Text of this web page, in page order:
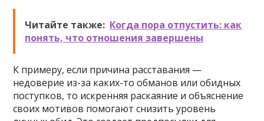
Читайте также: Когда пора отпустить: как
понять, что отношения завершены
К примеру, если причина расставания —
недоверие из-за каких-то обманов или обидных
поступков, то искренняя раскаяние и объяснение
своих мотивов помогают снизить уровень